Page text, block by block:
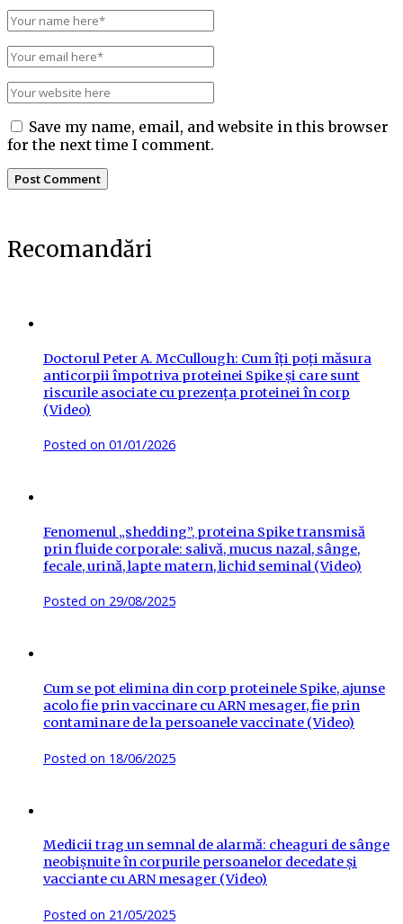
Save my name, email, and website in this browser
for the next time I comment.
Recomandări
Doctorul Peter A. McCullough: Cum îți poți măsura
anticorpii împotriva proteinei Spike și care sunt
riscurile asociate cu prezența proteinei în corp
(Video)
Posted on 01/01/2026
Fenomenul „shedding”, proteina Spike transmisă
prin fluide corporale: salivă, mucus nazal, sânge,
fecale, urină, lapte matern, lichid seminal (Video)
Posted on 29/08/2025
Cum se pot elimina din corp proteinele Spike, ajunse
acolo fie prin vaccinare cu ARN mesager, fie prin
contaminare de la persoanele vaccinate (Video)
Posted on 18/06/2025
Medicii trag un semnal de alarmă: cheaguri de sânge
neobișnuite în corpurile persoanelor decedate și
vacciante cu ARN mesager (Video)
Posted on 21/05/2025